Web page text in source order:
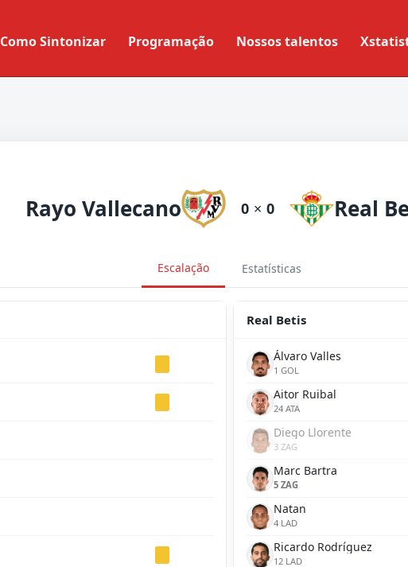
Como Sintonizar Programação Nossos talentos
Rayo Vallecano 0 × 0 Real
Escalação Estatísticas
Real Betis
Álvaro Valles
1 GOL
Aitor Ruibal
24 ATA
Diego Llorente
3 ZAG
Marc Bartra
5 ZAG
Natan
4 LAD
Ricardo Rodríguez
12 LAD